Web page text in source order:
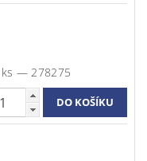
ks — 278275